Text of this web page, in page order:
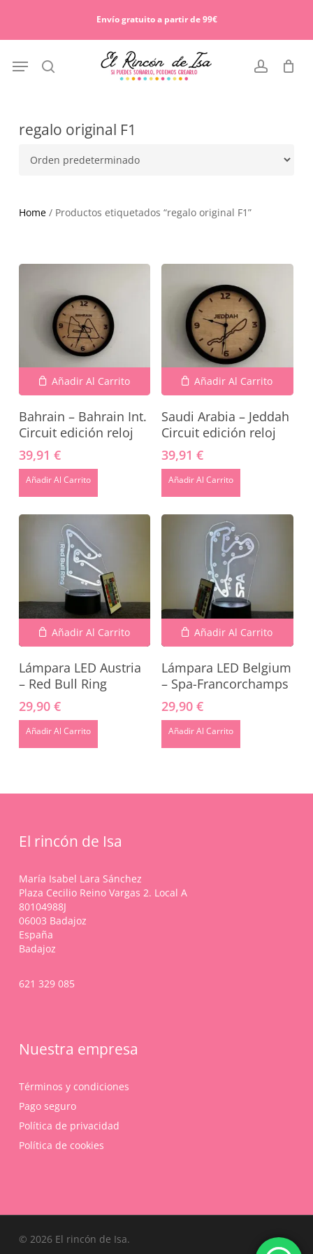
Envío gratuito a partir de 99€
search account
Menu
Cart
No hay productos en el carrito.
Go To Shop
Subtotal: 0,00€
regalo original F1
Home/ Productos etiquetados “regalo original F1”
Añadir Al Carrito
Bahrain – Bahrain Int.
Circuit edición reloj
39,91 €
Añadir Al Carrito
Añadir Al Carrito
Saudi Arabia – Jeddah
Circuit edición reloj
39,91€
Añadir Al Carrito
Añadir Al Carrito
Lámpara LED Austria
– Red Bull Ring
29,90 €
Añadir Al Carrito
Añadir Al Carrito
Lámpara LED Belgium
– Spa-Francorchamps
29,90€
Añadir Al Carrito
El rincón de Isa
María Isabel Lara Sánchez
Plaza Cecilio Reino Vargas 2. Local A
80104988J
06003 Badajoz
España
Badajoz
621 329 085
Nuestra empresa
Términos y condiciones
Pago seguro
Política de privacidad
Política de cookies
© 2026 El rincón de Isa.